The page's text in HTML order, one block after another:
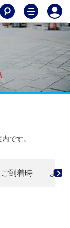
です。
ご到着時 よく